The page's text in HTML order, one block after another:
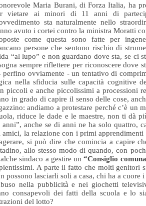
Maria Burani, di Forza Italia, ha
vietare ai minori di 11 anni di
sta naturalmente nello
avuto i cortei contro la ministra Moratti
come questa sono fatte per
persone che sentono rischio di
“al lupo” e non guardano dove sta, se ci
sempre riflettere per riconoscere dove
perfino ovviamente - un tentativo di
nella sfiducia sulle capacità cognitive
piccoli e anche piccolissimi a processioni
in grado di capire il senso delle cose,
andiamo a protestare perché c’è un
riduce le dade e le maestre, non ti dà
anni”, anche se di anni ne ha solo quattro,
amici, la relazione con i primi
si può dire che comincia a capire
allo stesso modo di quando, con
sindaco a gestire un“Consiglio
A parte il fatto che molti genitori
possono lasciarli soli a casa, chi ha a cuore
nella pubblicità e nei giochetti
consapevoli dei fatti della scuola e lo
del lotto?